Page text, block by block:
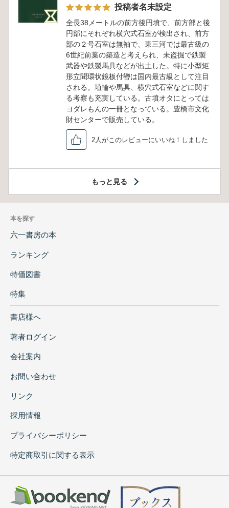
投稿者名未設定
全長38メートルの前方後円墳で、前方部と後
円部にそれぞれ横穴式石室が検出され、前方
部の２号石室は無袖で、東三河では最古級の
6世紀前葉の築造と考えられ、未盗掘で鉄製
武器や鉄製馬具などが出土した。特に小型矩
形立聞環状鏡板付轡は国内最古級として注目
される。埴輪や馬具、横穴式石室などに関す
る考察も充実している。古墳オタにとっては
ヨダレもんの一冊となっている。豊橋市文化
財センターで販売している。
2人がこのレビューにいいね！しました
もっと見る
本を探す
六一書房の本
ランキング
特価図書
特集
書店様へ
著者ログイン
会社案内
お問い合わせ
リンク
採用情報
プライバシーポリシー
特定商取引に関する表示